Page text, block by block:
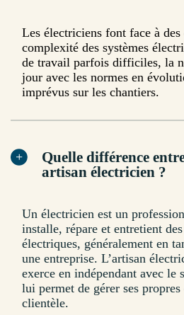
Les électriciens font face à
complexité des systèmes
de travail parfois difficiles, la
jour avec les normes en
imprévus sur les chantiers.
Quelle différence
artisan électricien ?
Un électricien est un
installe, répare et entretient
électriques, généralement en
une entreprise. L’artisan
exerce en indépendant avec le
lui permet de gérer ses propres
clientèle.